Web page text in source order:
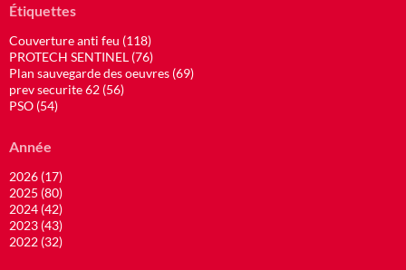
Étiquettes
Couverture anti feu (118)
PROTECH SENTINEL (76)
Plan sauvegarde des oeuvres (69)
prev securite 62 (56)
PSO (54)
Année
2026 (17)
2025 (80)
2024 (42)
2023 (43)
2022 (32)